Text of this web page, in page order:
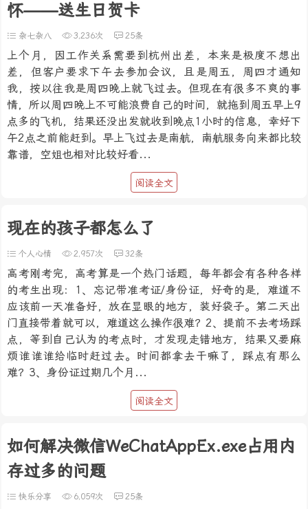
怀——送生日贺卡
杂七杂八 3,236次 25条
上个月，因工作关系需要到杭州出差，本来是极度不想出
差，但客户要求下午去参加会议，且是周五，周四才通知
我，按以往我是周四晚上就飞过去。但现在有很多不爽的事
情，所以周四晚上不可能浪费自己的时间，就拖到周五早上9
点多的飞机，结果还没出发就收到晚点1小时的信息，幸好下
午2点之前能赶到。早上飞过去是南航，南航服务向来都比较
靠谱，空姐也相对比较好看...
阅读全文
现在的孩子都怎么了
个人心情 2,957次 32条
高考刚考完，高考算是一个热门话题，每年都会有各种各样
的考生出现：1、忘记带准考证/身份证，好奇的是，难道不
应该前一天准备好，放在显眼的地方，装好袋子。第二天出
门直接带着就可以，难道这么操作很难？2、提前不去考场踩
点，等到自己认为的考点时，才发现走错地方，结果又要麻
烦谁谁谁给临时赶过去。时间都拿去干嘛了，踩点有那么
难？3、身份证过期几个月...
阅读全文
如何解决微信WeChatAppEx.exe占用内
存过多的问题
快乐分享 6,059次 25条